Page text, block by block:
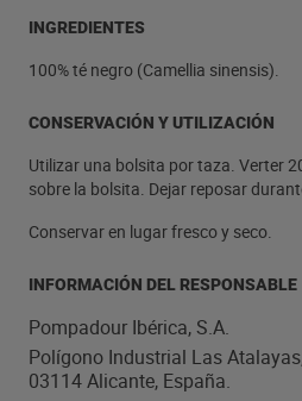
INGREDIENTES
100% té negro (Camellia sinensis).
CONSERVACIÓN Y UTILIZACIÓN
Utilizar una bolsita por taza. Verter
sobre la bolsita. Dejar reposar
Conservar en lugar fresco y seco.
INFORMACIÓN DEL RESPONSABLE
Pompadour Ibérica, S.A.
Polígono Industrial Las
03114 Alicante, España.